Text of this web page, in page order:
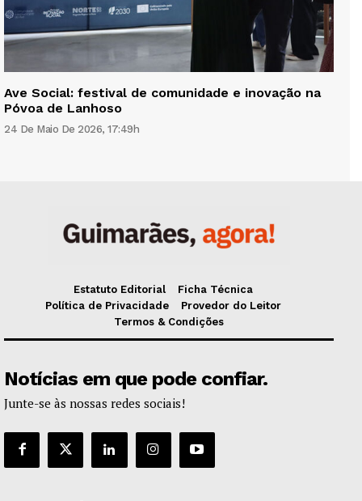
Ave Social: festival de comunidade e inovação na
Póvoa de Lanhoso
24 De Maio De 2026, 17:49h
Estatuto Editorial
Ficha Técnica
Política de Privacidade
Provedor do Leitor
Termos & Condições
Notícias em que pode confiar.
Junte-se às nossas redes sociais!